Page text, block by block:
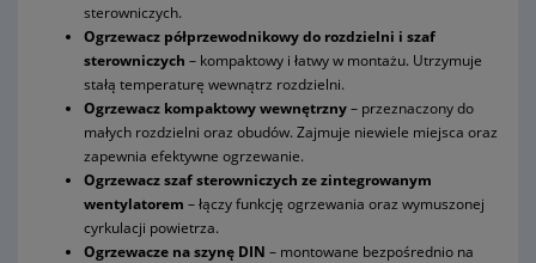
sterowniczych.
Ogrzewacz półprzewodnikowy do rozdzielni i szaf
sterowniczych – kompaktowy i łatwy w montażu. Utrzymuje
stałą temperaturę wewnątrz rozdzielni.
Ogrzewacz kompaktowy wewnętrzny– przeznaczony do
małych rozdzielni oraz obudów. Zajmuje niewiele miejsca oraz
zapewnia efektywne ogrzewanie.
Ogrzewacz szaf sterowniczych ze zintegrowanym
wentylatorem – łączy funkcję ogrzewania oraz wymuszonej
cyrkulacji powietrza.
Ogrzewacze na szynę DIN – montowane bezpośrednio na